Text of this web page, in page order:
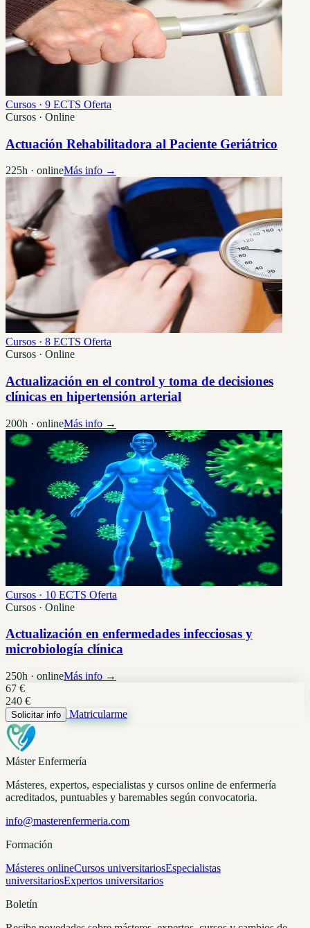
Cursos · 9 ECTS Oferta
Cursos · Online
Actuación Rehabilitadora al Paciente Geriátrico
225h · onlineMás info →
Cursos · 8 ECTS Oferta
Cursos · Online
Actualización en el control y toma de decisiones
clínicas en hipertensión arterial
200h · onlineMás info →
Cursos · 10 ECTS Oferta
Cursos · Online
Actualización en enfermedades infecciosas y
microbiología clínica
250h · onlineMás info →
67 €
240 €
Solicitar info Matricularme
Máster Enfermería
Másteres, expertos, especialistas y cursos online de enfermería
acreditados, puntuables y baremables según convocatoria.
info@masterenfermeria.com
Formación
Másteres onlineCursos universitariosEspecialistas
universitariosExpertos universitarios
Boletín